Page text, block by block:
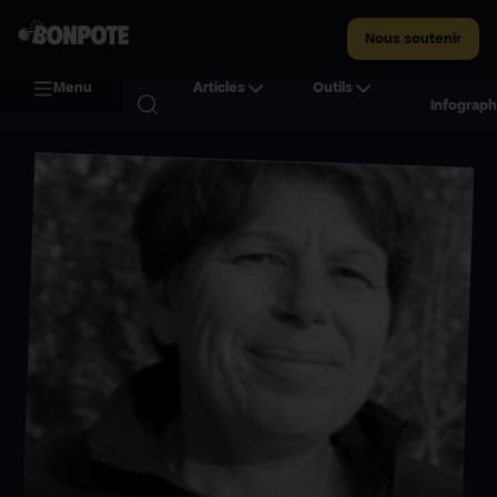
Nous soutenir
Menu Articles
Outils